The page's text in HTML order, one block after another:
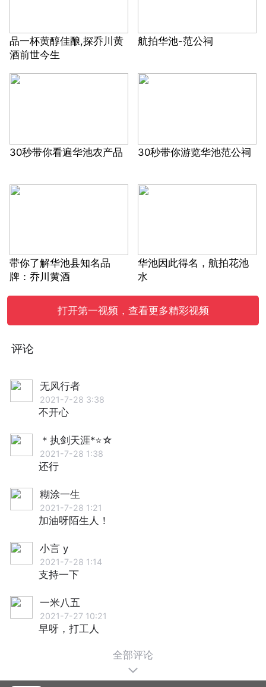
品一杯黄醇佳酿,探乔川黄
酒前世今生
航拍华池-范公祠
30秒带你看遍华池农产品 30秒带你游览华池范公祠
带你了解华池县知名品
牌：乔川黄酒
华池因此得名，航拍花池
水
打开第一视频，查看更多精彩视频
评论
无风行者
2021-7-28 3:38
不开心
＊执剑天涯*⭐☆
2021-7-28 1:38
还行
糊涂一生
2021-7-28 1:21
加油呀陌生人！
小言 y
2021-7-28 1:14
支持一下
一米八五
2021-7-27 10:21
早呀，打工人
全部评论